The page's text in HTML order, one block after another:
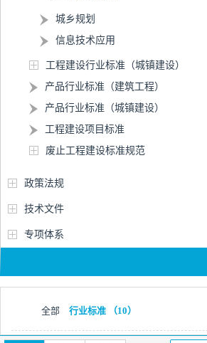
城乡规划
信息技术应用
工程建设行业标准（城镇建设）
产品行业标准（建筑工程）
产品行业标准（城镇建设）
工程建设项目标准
废止工程建设标准规范
政策法规
技术文件
专项体系
全部 行业标准 （10）